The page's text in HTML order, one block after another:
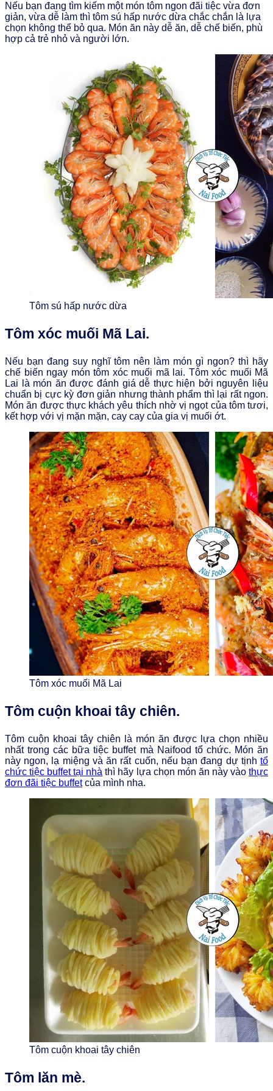
Nếu bạn đang tìm kiếm một món tôm ngon đãi tiệc vừa đơn
giản, vừa dễ làm thì tôm sú hấp nước dừa chắc chắn là lựa
chọn không thể bỏ qua. Món ăn này dễ ăn, dễ chế biến, phù
hợp cả trẻ nhỏ và người lớn.
Tôm sú hấp nước dừa
Tôm xóc muối Mã Lai.
Nếu bạn đang suy nghĩ tôm nên làm món gì ngon? thì hãy
chế biến ngay món tôm xóc muối mã lai. Tôm xóc muối Mã
Lai là món ăn được đánh giá dễ thực hiện bởi nguyên liệu
chuẩn bị cực kỳ đơn giản nhưng thành phẩm thì lại rất ngon.
Món ăn được thực khách yêu thích nhờ vị ngọt của tôm tươi,
kết hợp với vị mặn mặn, cay cay của gia vị muối ớt.
Tôm xóc muối Mã Lai
Tôm cuộn khoai tây chiên.
Tôm cuộn khoai tây chiên là món ăn được lựa chọn nhiều
nhất trong các bữa tiệc buffet mà Naifood tổ chức. Món ăn
này ngon, lạ miệng và ăn rất cuốn, nếu bạn đang dự tịnh tổ
chức tiệc buffet tại nhà thì hãy lựa chọn món ăn này vàothực
đơn đãi tiệc buffetcủa mình nha.
Tôm cuộn khoai tây chiên
Tôm lăn mè.